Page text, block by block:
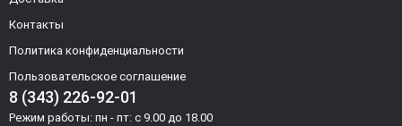
Контакты
Политика конфиденциальности
Пользовательское соглашение
8 (343) 226-92-01
Режим работы: пн - пт: с 9.00 до 18.00